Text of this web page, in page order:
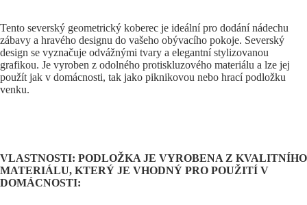
Tento severský geometrický koberec je ideální pro dodání nádechu
zábavy a hravého designu do vašeho obývacího pokoje. Severský
design se vyznačuje odvážnými tvary a elegantní stylizovanou
grafikou. Je vyroben z odolného protiskluzového materiálu a lze jej
použít jak v domácnosti, tak jako piknikovou nebo hrací podložku
venku.
VLASTNOSTI: PODLOŽKA JE VYROBENA Z KVALITNÍHO
MATERIÁLU, KTERÝ JE VHODNÝ PRO POUŽITÍ V
DOMÁCNOSTI: